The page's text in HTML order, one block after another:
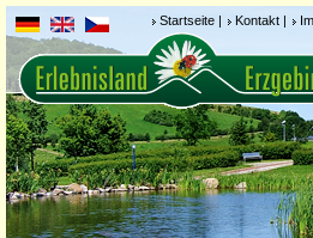
Startseite | Kontakt |